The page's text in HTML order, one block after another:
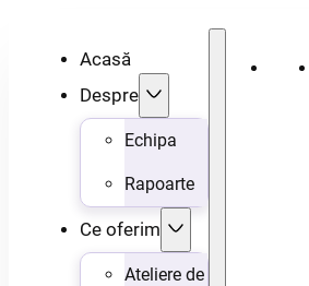
Acasă
Despre
Echipa
Rapoarte
Ce oferim
Ateliere de
Acasă